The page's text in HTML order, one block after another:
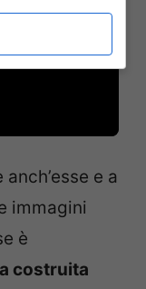
e a
immagini
è
costruita